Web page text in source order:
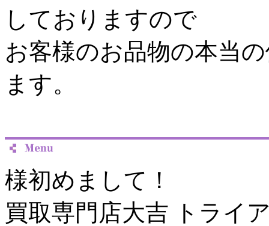
しておりますので
お客様のお品物の本当
ます。
様初めまして！
買取専門店大吉 トライ